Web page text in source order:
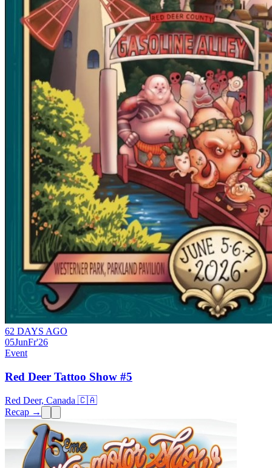
62 DAYS AGO
05JunFr'26
Event
Red Deer Tattoo Show #5
Red Deer, Canada 🇨🇦
Recap →